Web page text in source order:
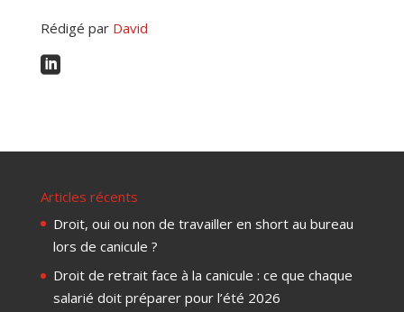
Rédigé par David

Articles récents
Droit, oui ou non de travailler en short au bureau
lors de canicule ?
Droit de retrait face à la canicule : ce que chaque
salarié doit préparer pour l’été 2026